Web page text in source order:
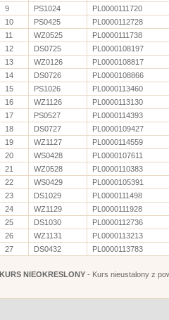
9
PS1024 PL0000111720
10
PS0425 PL0000112728
11
WZ0525 PL0000111738
12
DS0725 PL0000108197
13
WZ0126 PL0000108817
14
DS0726 PL0000108866
15
PS1026 PL0000113460
16
WZ1126 PL0000113130
17
PS0527 PL0000114393
18
DS0727 PL0000109427
19
WZ1127 PL0000114559
20
WS0428 PL0000107611
21
WZ0528 PL0000110383
22
WS0429 PL0000105391
23
DS1029 PL0000111498
24
WZ1129 PL0000111928
25
DS1030 PL0000112736
26
WZ1131 PL0000113213
27
DS0432 PL0000113783
KURS NIEOKRESLONY - Kurs nieustalony z